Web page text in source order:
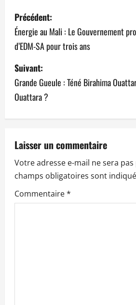
N
a
v
i
g
a
i
o
n
Précédent:
Énergie au Mali : Le Gouvernement
d’EDM-SA pour trois ans
Suivant:
Grande Gueule : Téné Birahima
Ouattara ?
Laisser un commentaire
Votre adresse e-mail ne sera pas
champs obligatoires sont
Commentaire*